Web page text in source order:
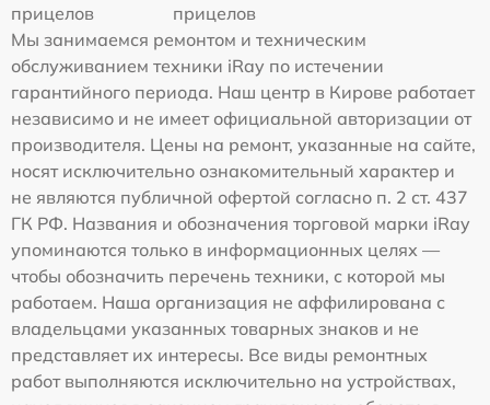
прицелов
прицелов
Мы занимаемся ремонтом и техническим
обслуживанием техники iRay по истечении
гарантийного периода. Наш центр в Кирове работает
независимо и не имеет официальной авторизации от
производителя. Цены на ремонт, указанные на сайте,
носят исключительно ознакомительный характер и
не являются публичной офертой согласно п. 2 ст. 437
ГК РФ. Названия и обозначения торговой марки iRay
упоминаются только в информационных целях —
чтобы обозначить перечень техники, с которой мы
работаем. Наша организация не аффилирована с
владельцами указанных товарных знаков и не
представляет их интересы. Все виды ремонтных
работ выполняются исключительно на устройствах,